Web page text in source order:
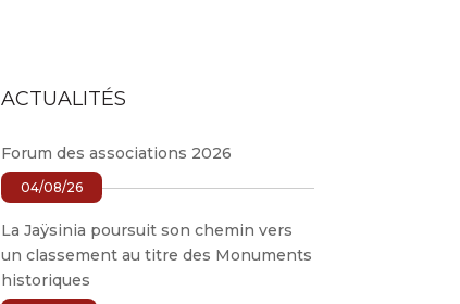
ACTUALITÉS
Forum des associations 2026
04/08/26
La Jaÿsinia poursuit son chemin vers
un classement au titre des Monuments
historiques